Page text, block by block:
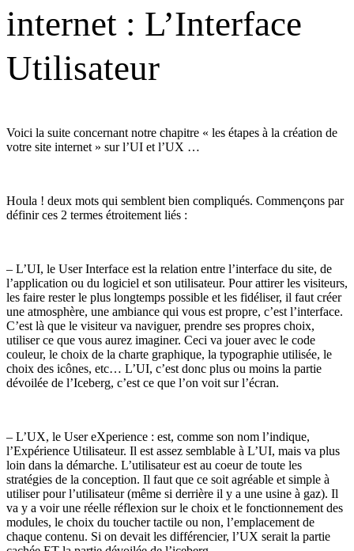
internet : L’Interface
Utilisateur
Voici la suite concernant notre chapitre « les étapes à la création de
votre site internet » sur l’UI et l’UX …
Houla ! deux mots qui semblent bien compliqués. Commençons par
définir ces 2 termes étroitement liés :
– L’UI, le User Interface est la relation entre l’interface du site, de
l’application ou du logiciel et son utilisateur. Pour attirer les visiteurs,
les faire rester le plus longtemps possible et les fidéliser, il faut créer
une atmosphère, une ambiance qui vous est propre, c’est l’interface.
C’est là que le visiteur va naviguer, prendre ses propres choix,
utiliser ce que vous aurez imaginer. Ceci va jouer avec le code
couleur, le choix de la charte graphique, la typographie utilisée, le
choix des icônes, etc… L’UI, c’est donc plus ou moins la partie
dévoilée de l’Iceberg, c’est ce que l’on voit sur l’écran.
– L’UX, le User eXperience : est, comme son nom l’indique,
l’Expérience Utilisateur. Il est assez semblable à L’UI, mais va plus
loin dans la démarche. L’utilisateur est au coeur de toute les
stratégies de la conception. Il faut que ce soit agréable et simple à
utiliser pour l’utilisateur (même si derrière il y a une usine à gaz). Il
va y a voir une réelle réflexion sur le choix et le fonctionnement des
modules, le choix du toucher tactile ou non, l’emplacement de
chaque contenu. Si on devait les différencier, l’UX serait la partie